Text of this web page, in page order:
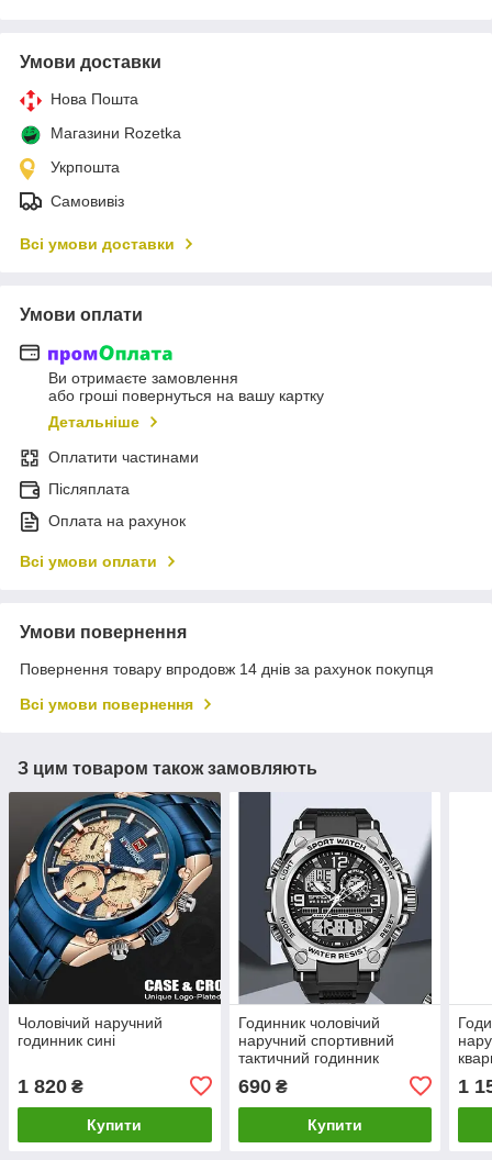
Умови доставки
Нова Пошта
Магазини Rozetka
Укрпошта
Самовивіз
Всі умови доставки
Умови оплати
Ви отримаєте замовлення
або гроші повернуться на вашу картку
Детальніше
Оплатити частинами
Післяплата
Оплата на рахунок
Всі умови оплати
Умови повернення
Повернення товару впродовж 14 днів за рахунок покупця
Всі умови повернення
З цим товаром також замовляють
Чоловічий наручний
годинник сині
1 820 ₴
Купити
Годинник чоловічий
наручний спортивний
тактичний годинник
690₴
Купити
1